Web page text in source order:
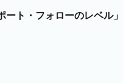
ト・フォローのレベル」